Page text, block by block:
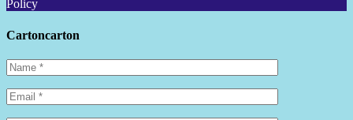
Policy
Cartoncarton